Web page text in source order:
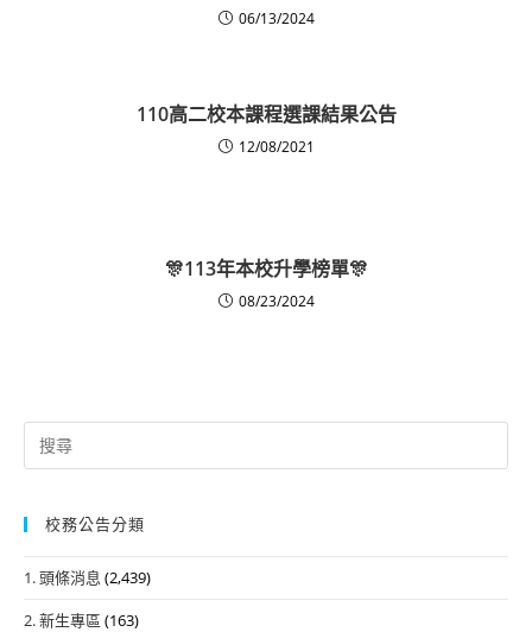
06/13/2024
110高二校本課程選課結果公告
12/08/2021
🎊113年本校升學榜單🎊
08/23/2024
Search
for:
校務公告分類
1. 頭條消息 (2,439)
2. 新生專區 (163)